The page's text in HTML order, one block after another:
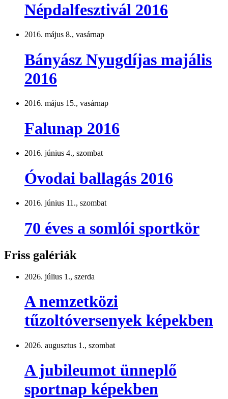
Népdalfesztivál 2016
2016. május 8., vasárnap
Bányász Nyugdíjas majális
2016
2016. május 15., vasárnap
Falunap 2016
2016. június 4., szombat
Óvodai ballagás 2016
2016. június 11., szombat
70 éves a somlói sportkör
Friss galériák
2026. július 1., szerda
A nemzetközi
tűzoltóversenyek képekben
2026. augusztus 1., szombat
A jubileumot ünneplő
sportnap képekben